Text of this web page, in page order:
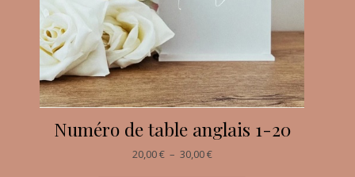
Numéro de table anglais 1-20
20,00€ – 30,00€